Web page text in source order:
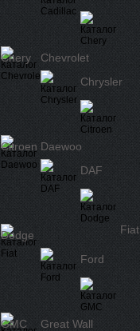
Chery
Chevrolet
Chrysler
Citroen Daewoo
DAF
Dodge Fiat
Ford
GMC
Great Wall